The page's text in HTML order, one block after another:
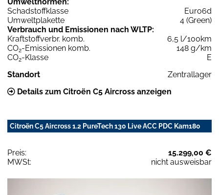
Schadstoffklasse
Euro6d
Umweltplakette
4 (Green)
Verbrauch und Emissionen nach WLTP:
Kraftstoffverbr. komb.
6,5 l/100km
CO2-Emissionen komb.
148 g/km
CO2-Klasse
E
Standort
Zentrallager
Details zum Citroën C5 Aircross anzeigen
Citroën C5 Aircross 1.2 PureTech 130 Live ACC PDC Kam180
Preis:
15.299,00 €
MWSt:
nicht ausweisbar